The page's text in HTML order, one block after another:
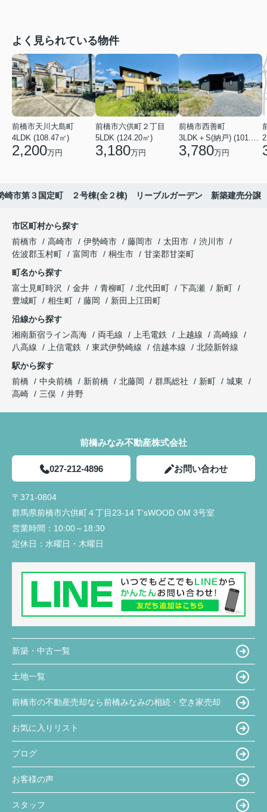
よく見られている物件
前橋市天川大島町
4LDK (108.47㎡)
2,200万円
前橋市六供町２丁目
5LDK (124.20㎡)
3,180万円
前橋市西善町
3,780万円
崎市第３国定町 ２号棟(全２棟) リーブルガーデン 新築建売分譲
市区町村から探す
前橋市
高崎市 伊勢崎市 藤岡市 太田市
渋川市
佐波郡玉村町
富岡市 桐生市
甘楽郡甘楽町
町名から探す
富士見町時沢
金井 青柳町 北代田町 下高瀬
新町
豊城町
相生町 藤岡
新田上江田町
沿線から探す
湘南新宿ライン高海
両毛線 上毛電鉄 上越線
高崎線
八高線
上信電鉄 東武伊勢崎線 信越本線
北陸新幹線
駅から探す
前橋
中央前橋 新前橋 北藤岡 群馬総社 新町
城東
高崎
三俣 井野
前橋みなみ不動産株式会社
027-212-4896 お問い合わせ
〒371-0804
群馬県前橋市六供町４丁目23‐14 T'sWOOD OM 3号室
営業時間： 10:00～18:30
定休日： 水曜日・木曜日
新築・中古一覧
土地一覧
前橋市の不動産売却なら前橋みなみの相続・空き家売却
お気に入りリスト
ブログ
お客様の声
スタッフ